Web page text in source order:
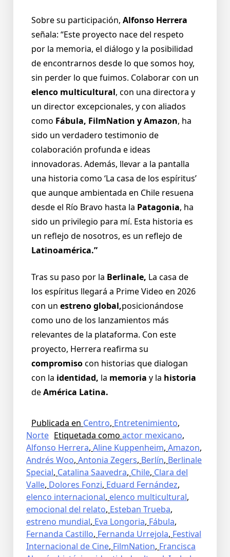
Sobre su participación, Alfonso Herrera
señala: “Este proyecto nace del respeto
por la memoria, el diálogo y la posibilidad
de encontrarnos desde lo que somos hoy,
sin perder lo que fuimos. Colaborar con un
elenco multicultural, con una directora y
un director excepcionales, y con aliados
como Fábula, FilmNation y Amazon, ha
sido un verdadero testimonio de
colaboración profunda e ideas
innovadoras. Además, llevar a la pantalla
una historia como ‘La casa de los espíritus’
que aunque ambientada en Chile resuena
desde el Río Bravo hasta la Patagonia, ha
sido un privilegio para mí. Esta historia es
un reflejo de nosotros, es un reflejo de
Latinoamérica.”
Tras su paso por la Berlinale, La casa de
los espíritus llegará a Prime Video en 2026
con un estreno global,posicionándose
como uno de los lanzamientos más
relevantes de la plataforma. Con este
proyecto, Herrera reafirma su
compromisocon historias que dialogan
con la identidad, la memoria y la historia
deAmérica Latina.
Publicada en Centro, Entretenimiento,
Norte Etiquetada como actor mexicano,
Alfonso Herrera, Aline Kuppenheim, Amazon,
Andrés Woo, Antonia Zegers, Berlín, Berlinale
Special, Catalina Saavedra, Chile, Clara del
Valle, Dolores Fonzi, Eduard Fernández,
elenco internacional, elenco multicultural,
emocional del relato, Esteban Trueba,
estreno mundial, Eva Longoria, Fábula,
Fernanda Castillo, Fernanda Urrejola, Festival
Internacional de Cine, FilmNation, Francisca